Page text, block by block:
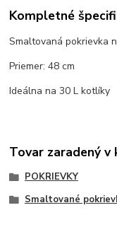
Kompletné
Smaltovaná pokrievka
Priemer: 48 cm
Ideálna na 30 L kotlíky
Tovar zaradený v
POKRIEVKY
Smaltované